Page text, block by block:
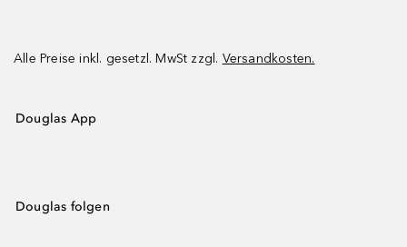
Alle Preise inkl. gesetzl. MwSt zzgl. Versandkosten.
Douglas App
Douglas folgen